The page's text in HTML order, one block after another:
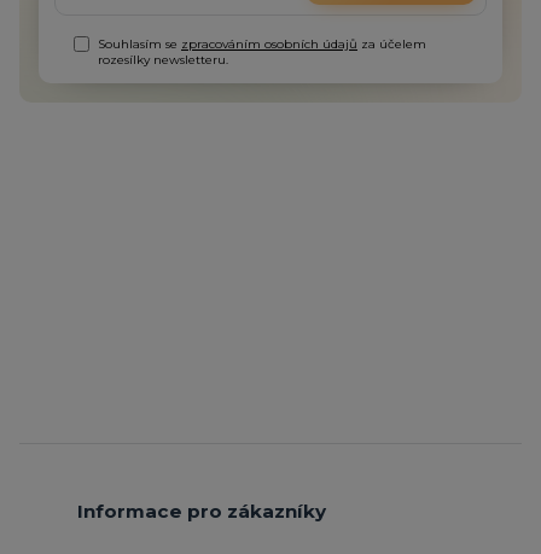
Souhlasím se zpracováním osobních údajů za účelem
rozesílky newsletteru.
Informace pro zákazníky